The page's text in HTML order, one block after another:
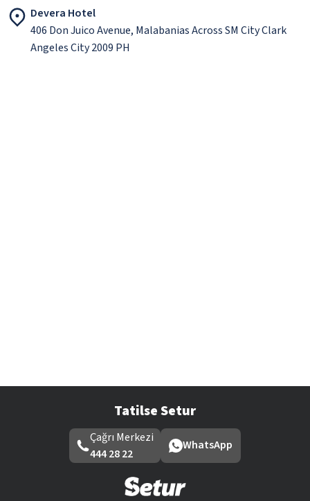
Devera Hotel
406 Don Juico Avenue, Malabanias Across SM City Clark
Angeles City 2009 PH
Tatilse Setur
Çağrı Merkezi
444 28 22
WhatsApp